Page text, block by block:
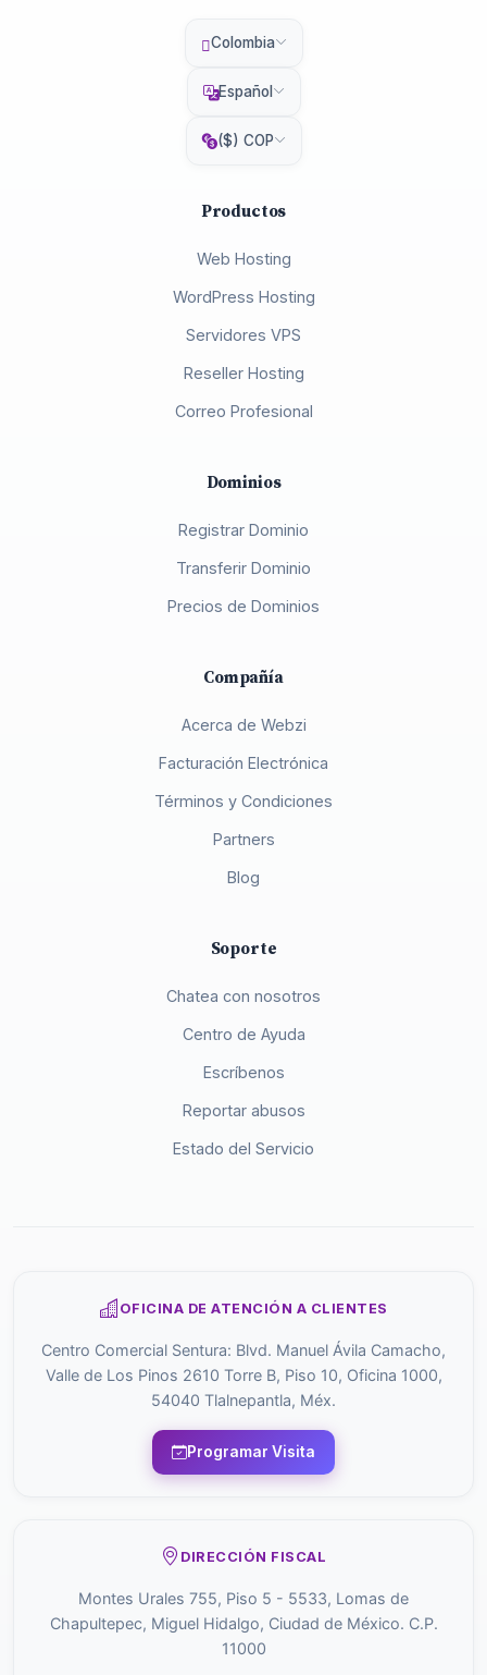
Colombia
Español
($) COP
Productos
Web Hosting
WordPress Hosting
Servidores VPS
Reseller Hosting
Correo Profesional
Dominios
Registrar Dominio
Transferir Dominio
Precios de Dominios
Compañía
Acerca de Webzi
Facturación Electrónica
Términos y Condiciones
Partners
Blog
Soporte
Chatea con nosotros
Centro de Ayuda
Escríbenos
Reportar abusos
Estado del Servicio
OFICINA DE ATENCIÓN A CLIENTES
Centro Comercial Sentura: Blvd. Manuel Ávila Camacho,
Valle de Los Pinos 2610 Torre B, Piso 10, Oficina 1000,
54040 Tlalnepantla, Méx.
Programar Visita
DIRECCIÓN FISCAL
Montes Urales 755, Piso 5 - 5533, Lomas de
Chapultepec, Miguel Hidalgo, Ciudad de México. C.P.
11000